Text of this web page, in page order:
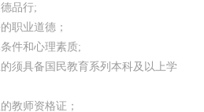
品行;
职业道德；
件和心理素质;
须具备国民教育系列本科及以上学
教师资格证；